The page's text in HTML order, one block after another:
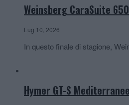
Weinsberg CaraSuite
Lug 10, 2026
In questo finale di stagione,
Hymer GT-S Mediterranee